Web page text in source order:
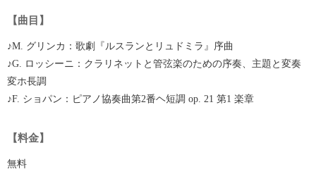
【曲目】
♪M. グリンカ：歌劇『ルスランとリュドミラ』序曲
♪G. ロッシーニ：クラリネットと管弦楽のための序奏、主題と変奏
変ホ長調
♪F. ショパン：ピアノ協奏曲第2番ヘ短調 op. 21 第1 楽章
【料金】
無料